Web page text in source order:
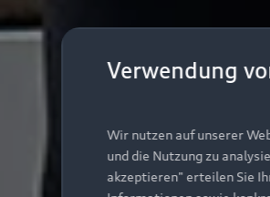
Verwendung
Wir nutzen auf unserer
und die Nutzung zu
akzeptieren" erteilen Sie